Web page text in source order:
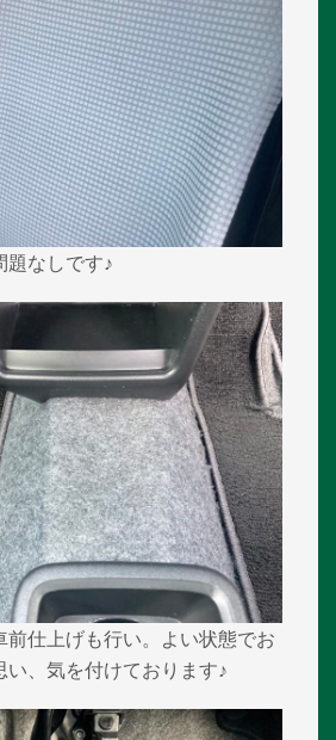
題なしです♪
前仕上げも行い。よい状態でお
い、気を付けております♪